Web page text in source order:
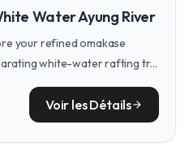
Water Ayung River
your refined omakase
white-water rafting trip
Voir les Détailsarrow_forward